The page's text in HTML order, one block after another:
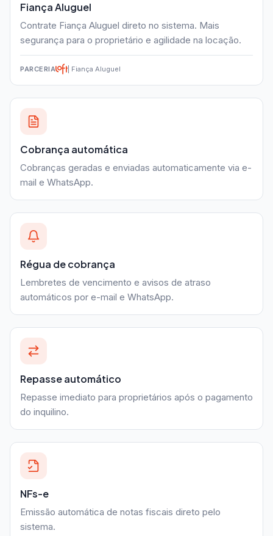
Fiança Aluguel
Contrate Fiança Aluguel direto no sistema. Mais
segurança para o proprietário e agilidade na locação.
PARCERIA | Fiança Aluguel
Cobrança automática
Cobranças geradas e enviadas automaticamente via e-
mail e WhatsApp.
Régua de cobrança
Lembretes de vencimento e avisos de atraso
automáticos por e-mail e WhatsApp.
Repasse automático
Repasse imediato para proprietários após o pagamento
do inquilino.
NFs-e
Emissão automática de notas fiscais direto pelo
sistema.